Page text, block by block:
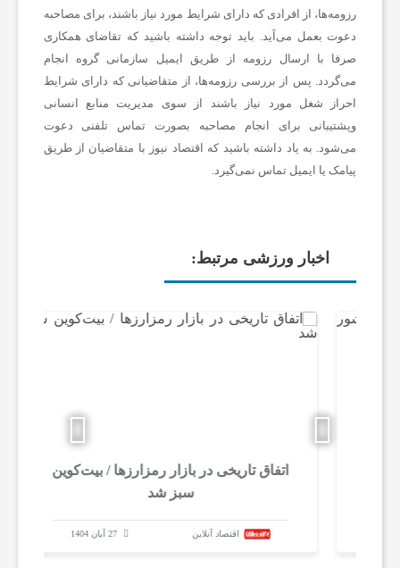
رزومه‌ها، از افرادی که دارای شرایط مورد نیاز باشند، برای مصاحبه
دعوت بعمل می‌آید. باید توجه داشته باشید که تقاضای همکاری
صرفا با ارسال رزومه از طریق ایمیل سازمانی گروه انجام
می‌گردد. پس از بررسی رزومه‌ها، از متقاضیانی که دارای شرایط
احراز شغل مورد نیاز باشند از سوی مدیریت منابع انسانی
وپشتیبانی برای انجام مصاحبه بصورت تماس تلفنی دعوت
می‌شود. به یاد داشته باشید که اقتصاد نیوز با متقاضیان از طریق
پیامک یا ایمیل تماس نمی‌گیرد.
اخبار ورزشی مرتبط:
اتفاق تاریخی در بازار رمزارزها / بیت‌کوین
سبز شد
اقتصاد آنلاین